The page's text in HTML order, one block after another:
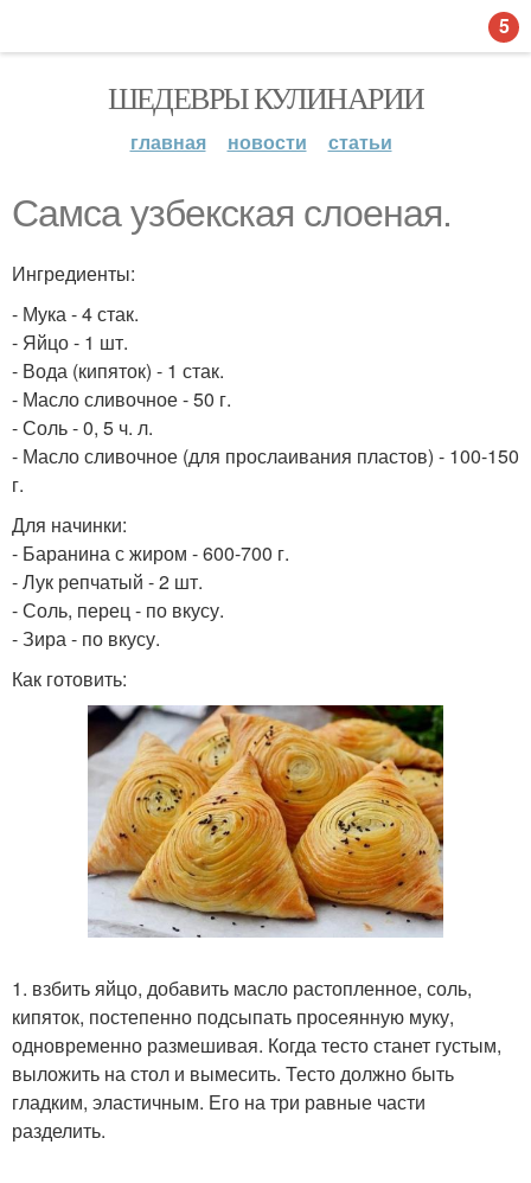
ШЕДЕВРЫ КУЛИНАРИИ
главная новости статьи
Самса узбекская слоеная.
Ингредиенты:
- Мука - 4 стак.
- Яйцо - 1 шт.
- Вода (кипяток) - 1 стак.
- Масло сливочное - 50 г.
- Соль - 0, 5 ч. л.
- Масло сливочное (для прослаивания пластов) - 100-150
г.
Для начинки:
- Баранина с жиром - 600-700 г.
- Лук репчатый - 2 шт.
- Соль, перец - по вкусу.
- Зира - по вкусу.
Как готовить:
1. взбить яйцо, добавить масло растопленное, соль,
кипяток, постепенно подсыпать просеянную муку,
одновременно размешивая. Когда тесто станет густым,
выложить на стол и вымесить. Тесто должно быть
гладким, эластичным. Его на три равные части
разделить.
5